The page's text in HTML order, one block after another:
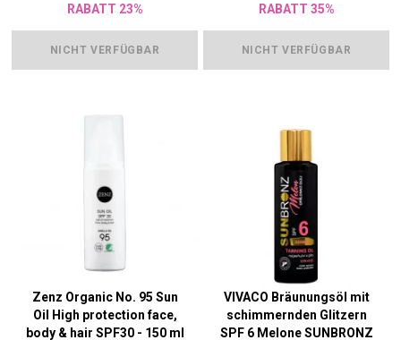
RABATT 23%
NICHT VERFÜGBAR
RABATT 35%
NICHT VERFÜGBAR
Zenz Organic No. 95 Sun
Oil High protection face,
body & hair SPF30 - 150 ml
VIVACO Bräunungsöl mit
schimmernden Glitzern
SPF 6 Melone SUNBRONZ